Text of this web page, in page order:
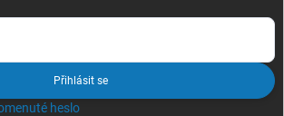
Přihlásit se
heslo